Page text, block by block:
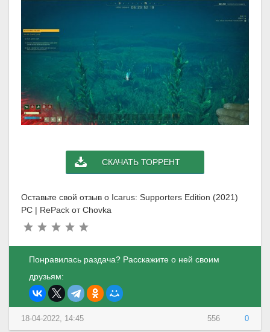
СКАЧАТЬ ТОРРЕНТ
Оставьте свой отзыв о Icarus: Supporters Edition (2021)
PC | RePack от Chovka
Понравилась раздача? Расскажите о ней своим
друзьям:
556 0
18-04-2022, 14:45